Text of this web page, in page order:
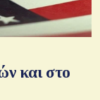
και στο